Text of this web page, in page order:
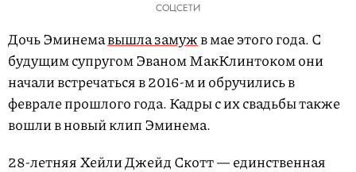
m
1
o
f
4
СОЦСЕТИ
Дочь Эминемавышла замужв мае этого года. С
будущим супругом Эваном МакКлинтоком они
начали встречаться в 2016-м и обручились в
феврале прошлого года. Кадры с их свадьбы также
вошли в новый клип Эминема.
28-летняя Хейли Джейд Скотт — единственная